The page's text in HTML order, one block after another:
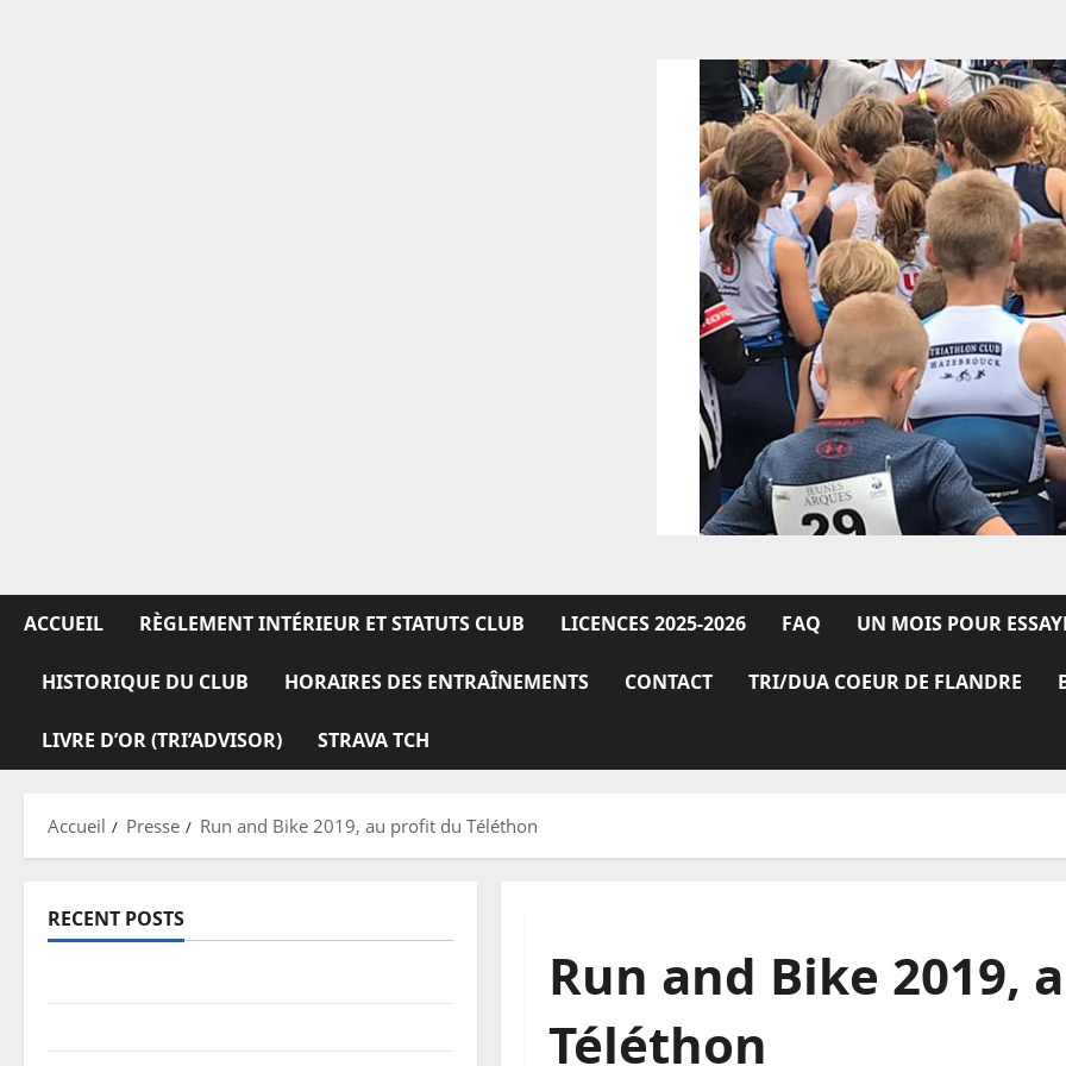
ACCUEIL RÈGLEMENT INTÉRIEUR ET STATUTS CLUB LICENCES 2025-2026 FAQ UN MOIS POUR
HISTORIQUE DU CLUB HORAIRES DES ENTRAÎNEMENTS CONTACT TRI/DUA COEUR DE FLANDRE
LIVRE D’OR (TRI’ADVISOR) STRAVA TCH
Accueil Presse Run and Bike 2019, au profit du Téléthon
Run and Bike 2019,
Téléthon
RECENT POSTS